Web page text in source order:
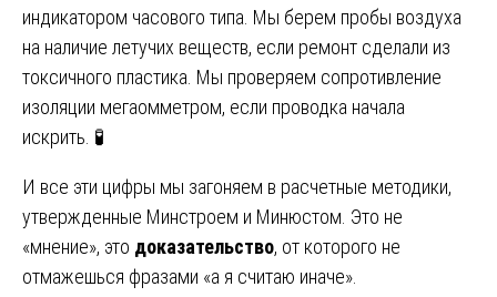
индикатором часового типа. Мы берем пробы воздуха
на наличие летучих веществ, если ремонт сделали из
токсичного пластика. Мы проверяем сопротивление
изоляции мегаомметром, если проводка начала
искрить. 🧪
И все эти цифры мы загоняем в расчетные методики,
утвержденные Минстроем и Минюстом. Это не
«мнение», это доказательство, от которого не
отмажешься фразами «а я считаю иначе».